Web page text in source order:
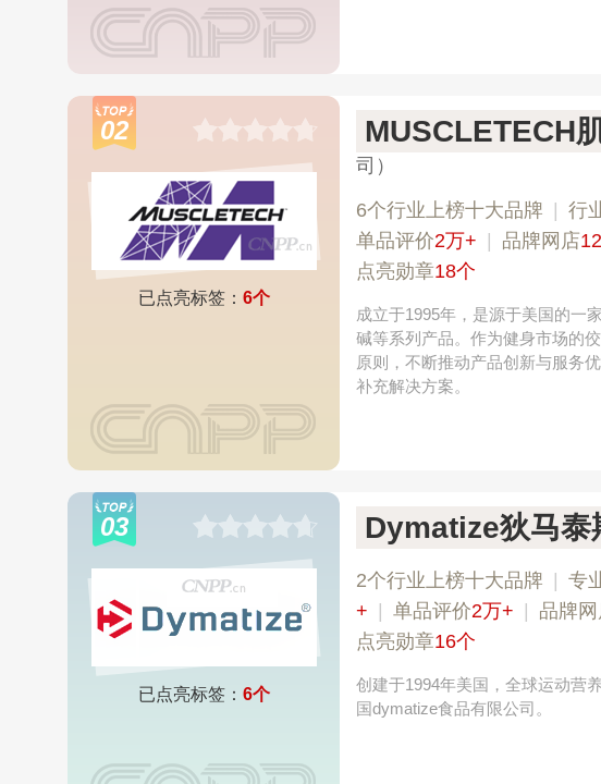
02
已点亮标签： 6个
MUSCLETECH
司）
6个行业上榜十大品牌 行
单品评价2万+ 品牌网店
点亮勋章18个
成立于1995年，是源于美国的一
碱等系列产品。作为健身市场的
原则，不断推动产品创新与服务
补充解决方案。
03
已点亮标签： 6个
Dymatize狄马泰
2个行业上榜十大品牌 专
+
单品评价2万+ 品牌网
点亮勋章16个
创建于1994年美国，全球运动营
国dymatize食品有限公司。